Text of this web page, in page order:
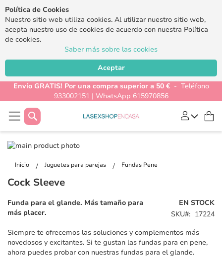
Política de Cookies
Nuestro sitio web utiliza cookies. Al utilizar nuestro sitio web,
acepta nuestro uso de cookies de acuerdo con nuestra Política
de cookies.
Saber más sobre las cookies
Aceptar
Envío GRATIS! Por una compra superior a 50 €- Teléfono
933002151 | WhatsApp 615970856
Buscar
Inicio Juguetes para parejas Fundas Pene
Saltar
final
la
de
imágenes
de
galería
de
Cock Sleeve
EN STOCK
SKU
17224
Funda para el glande. Más tamaño para
más placer.
Siempre te ofrecemos las soluciones y complementos más
novedosos y excitantes. Si te gustan las fundas para en pene,
ahora puedes probar con nuestras fundas para el glande.